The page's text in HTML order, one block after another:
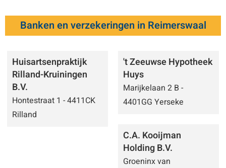
Banken en verzekeringen in Reimerswaal
Huisartsenpraktijk
Rilland-Kruiningen
B.V.
Hontestraat 1 - 4411CK
Rilland
't Zeeuwse Hypotheek
Huys
Marijkelaan 2 B -
4401GG Yerseke
C.A. Kooijman
Holding B.V.
Groeninx van